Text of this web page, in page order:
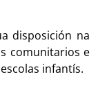
disposición na
comunitarios e
infantís.